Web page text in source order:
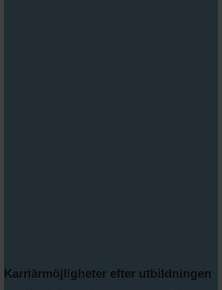
Karriärmöjligheter efter utbildningen